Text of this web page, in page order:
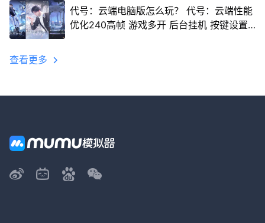
代号：云端电脑版怎么玩？ 代号：云端性能
优化240高帧 游戏多开 后台挂机 按键设置
查看更多